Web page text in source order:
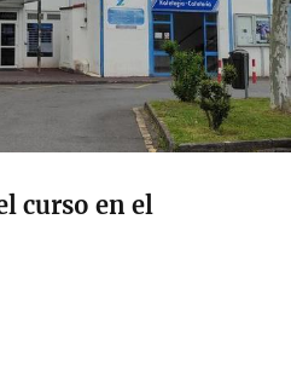
curso en el